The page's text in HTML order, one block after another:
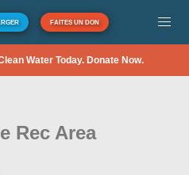
FAITES UN DON
Water Today. Donate Now.
Rec Area